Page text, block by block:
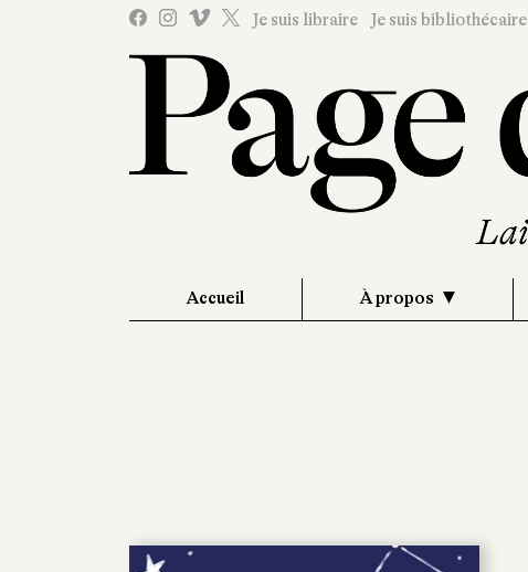
Je suis libraire Je suis bibliothécaire
Accueil À propos